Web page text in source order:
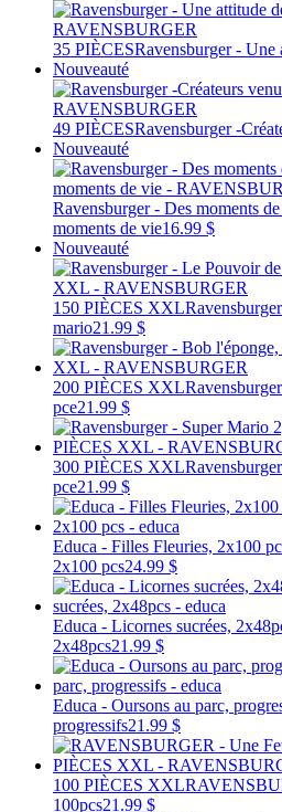
35 PIÈCESRavensburger - Une
Nouveauté
49 PIÈCESRavensburger -
Nouveauté
Ravensburger - Des moments
moments de vie16.99 $
Nouveauté
150 PIÈCES XXL
mario21.99 $
200 PIÈCES XXL
pce21.99 $
300 PIÈCES XXL
pce21.99 $
Educa - Filles Fleuries, 2x100
2x100 pcs24.99 $
Educa - Licornes sucrées,
2x48pcs21.99 $
Educa - Oursons au parc,
progressifs21.99 $
100 PIÈCES XXL
100pcs21.99 $